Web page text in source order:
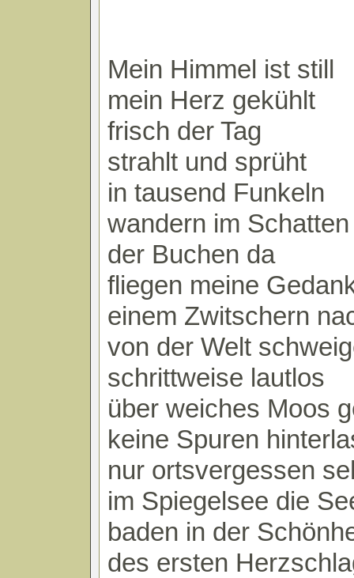
Mein Himmel ist still
mein Herz gekühlt
frisch der Tag
strahlt und sprüht
in tausend Funkeln
wandern im Schatten
der Buchen da
fliegen meine
einem Zwitschern
von der Welt
schrittweise lautlos
über weiches Moos
keine Spuren
nur ortsvergessen
im Spiegelsee die
baden in der
des ersten